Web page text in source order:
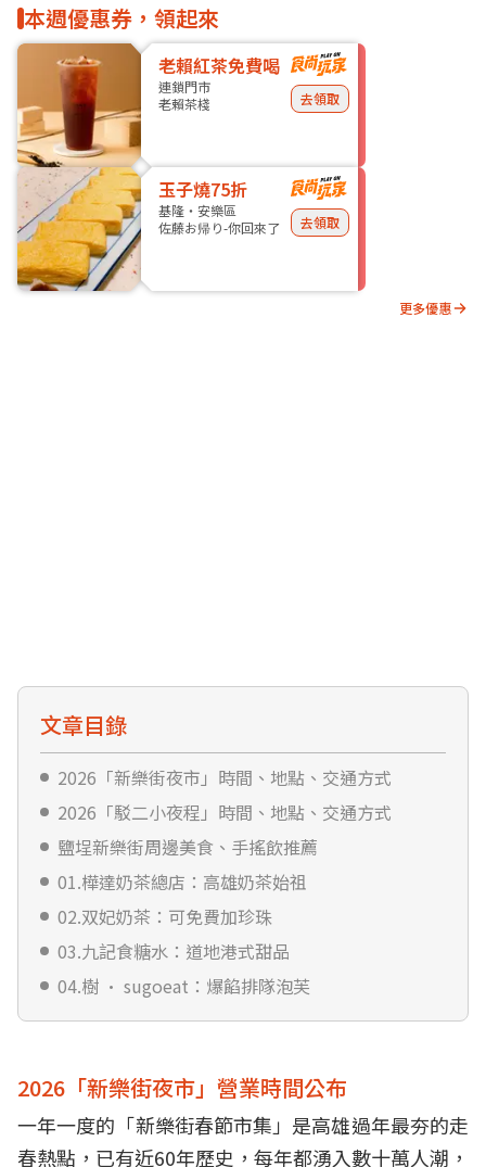
本週優惠券，領起來
老賴紅茶免費喝
連鎖門市
老賴茶棧
去領取
玉子燒75折
基隆・安樂區
佐藤お帰り-你回來了
去領取
更多優惠
文章目錄
2026「新樂街夜市」時間、地點、交通方式
2026「駁二小夜程」時間、地點、交通方式
鹽埕新樂街周邊美食、手搖飲推薦
01.樺達奶茶總店：高雄奶茶始祖
02.双妃奶茶：可免費加珍珠
03.九記食糖水：道地港式甜品
04.樹 · sugoeat：爆餡排隊泡芙
2026「新樂街夜市」營業時間公布
一年一度的「新樂街春節市集」是高雄過年最夯的走
春熱點，已有近60年歷史，每年都湧入數十萬人潮，